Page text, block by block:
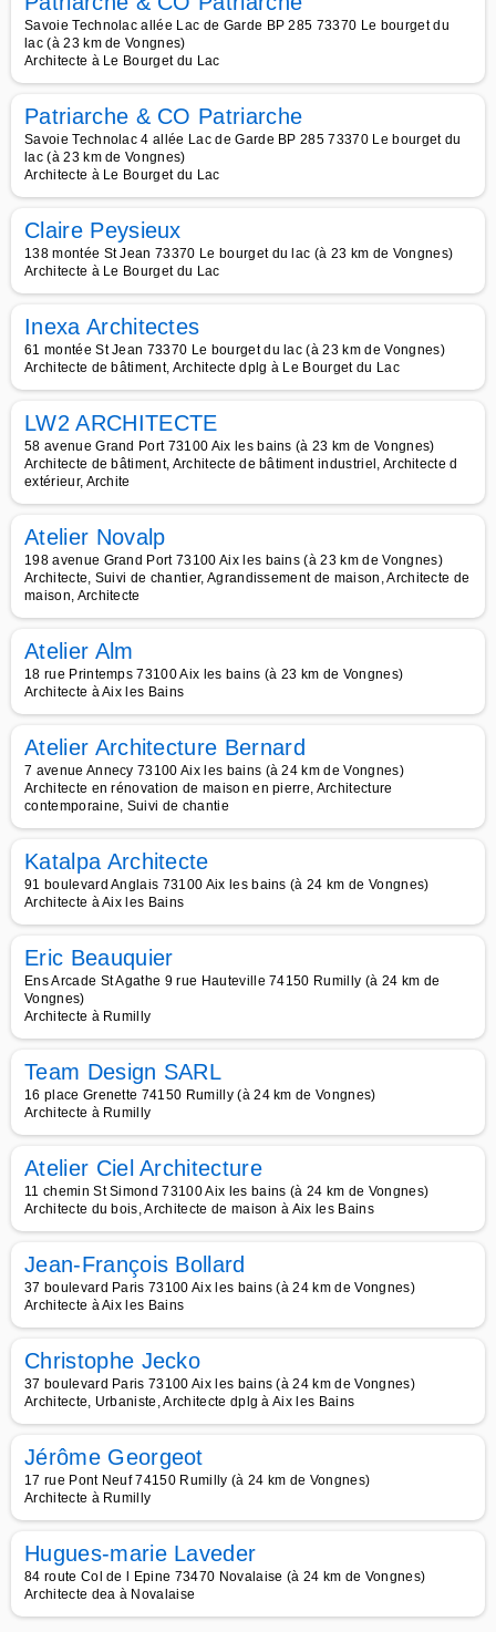
Savoie Technolac allée Lac de Garde BP 285 73370 Le bourget du
lac (à 23 km de Vongnes)
Architecte à Le Bourget du Lac
Patriarche & CO Patriarche
Savoie Technolac 4 allée Lac de Garde BP 285 73370 Le bourget du
lac (à 23 km de Vongnes)
Architecte à Le Bourget du Lac
Claire Peysieux
138 montée St Jean 73370 Le bourget du lac (à 23 km de Vongnes)
Architecte à Le Bourget du Lac
Inexa Architectes
61 montée St Jean 73370 Le bourget du lac (à 23 km de Vongnes)
Architecte de bâtiment, Architecte dplg à Le Bourget du Lac
LW2 ARCHITECTE
58 avenue Grand Port 73100 Aix les bains (à 23 km de Vongnes)
Architecte de bâtiment, Architecte de bâtiment industriel, Architecte d
extérieur, Archite
Atelier Novalp
198 avenue Grand Port 73100 Aix les bains (à 23 km de Vongnes)
Architecte, Suivi de chantier, Agrandissement de maison, Architecte de
maison, Architecte
Atelier Alm
18 rue Printemps 73100 Aix les bains (à 23 km de Vongnes)
Architecte à Aix les Bains
Atelier Architecture Bernard
7 avenue Annecy 73100 Aix les bains (à 24 km de Vongnes)
Architecte en rénovation de maison en pierre, Architecture
contemporaine, Suivi de chantie
Katalpa Architecte
91 boulevard Anglais 73100 Aix les bains (à 24 km de Vongnes)
Architecte à Aix les Bains
Eric Beauquier
Ens Arcade St Agathe 9 rue Hauteville 74150 Rumilly (à 24 km de
Vongnes)
Architecte à Rumilly
Team Design SARL
16 place Grenette 74150 Rumilly (à 24 km de Vongnes)
Architecte à Rumilly
Atelier Ciel Architecture
11 chemin St Simond 73100 Aix les bains (à 24 km de Vongnes)
Architecte du bois, Architecte de maison à Aix les Bains
Jean-François Bollard
37 boulevard Paris 73100 Aix les bains (à 24 km de Vongnes)
Architecte à Aix les Bains
Christophe Jecko
37 boulevard Paris 73100 Aix les bains (à 24 km de Vongnes)
Architecte, Urbaniste, Architecte dplg à Aix les Bains
Jérôme Georgeot
17 rue Pont Neuf 74150 Rumilly (à 24 km de Vongnes)
Architecte à Rumilly
Hugues-marie Laveder
84 route Col de l Epine 73470 Novalaise (à 24 km de Vongnes)
Architecte dea à Novalaise